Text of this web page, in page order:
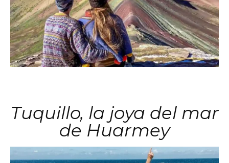
Tuquillo, la joya del mar
de Huarmey